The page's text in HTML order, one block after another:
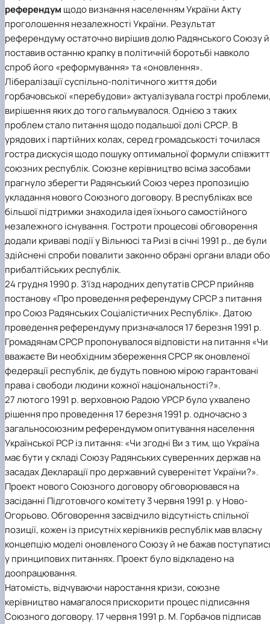
Підготовка до вступу в аспірантуру
Правила прийому 2026
Контактні дані
Профорієнтаційна діяльність
Профорієнтаційна робота
Дні відкритих дверей
Інформація і політика
HistoryEU
референдум щодо визнання населенням України Акту
проголошення незалежності України. Результат
референдуму остаточно вирішив долю Радянського Союзу й
поставив останню крапку в політичній боротьбі навколо
спроб його «реформування» та «оновлення».
Лібералізації суспільно-політичного життя доби
горбачовської «перебудови» актуалізувала гострі
вирішення яких до того гальмувалося. Однією з таких
проблем стало питання щодо подальшої долі СРСР. В
урядових і партійних колах, серед громадськості точилася
гостра дискусія щодо пошуку оптимальної формули
союзних республік. Союзне керівництво всіма засобами
прагнуло зберегти Радянський Союз через пропозицію
укладання нового Союзного договору. В республіках все
більшої підтримки знаходила ідея їхнього самостійного
незалежного існування. Гостроти процесові обговорення
додали криваві події у Вільнюсі та Ризі в січні 1991 р., де були
здійснені спроби повалити законно обрані органи влади
прибалтійських республік.
24 грудня 1990 р. З’їзд народних депутатів СРСР прийняв
постанову «Про проведення референдуму СРСР з питання
про Союз Радянських Соціалістичних Республік». Датою
проведення референдуму призначалося 17 березня 1991 р.
Громадянам СРСР пропонувалося відповісти на питання «Чи
вважаєте Ви необхідним збереження СРСР як оновленої
федерації республік, де будуть повною мірою гарантовані
права і свободи людини кожної національності?».
27 лютого 1991 р. верховною Радою УРСР було ухвалено
рішення про проведення 17 березня 1991 р. одночасно з
загальносоюзним референдумом опитування населення
Української РСР із питання: «Чи згодні Ви з тим, що Україна
має бути у складі Союзу Радянських суверенних держав на
засадах Декларації про державний суверенітет України?».
Проект нового Союзного договору обговорювався на
засіданні Підготовчого комітету 3 червня 1991 р. у Ново-
Огорьово. Обговорення засвідчило відсутність спільної
позиції, кожен із присутніх керівників республік мав власну
концепцію моделі оновленого Союзу й не бажав
у принципових питаннях. Проект було відкладено на
доопрацювання.
Натомість, відчуваючи наростання кризи, союзне
керівництво намагалося прискорити процес підписання
Союзного договору. 17 червня 1991 р. М. Горбачов підписав